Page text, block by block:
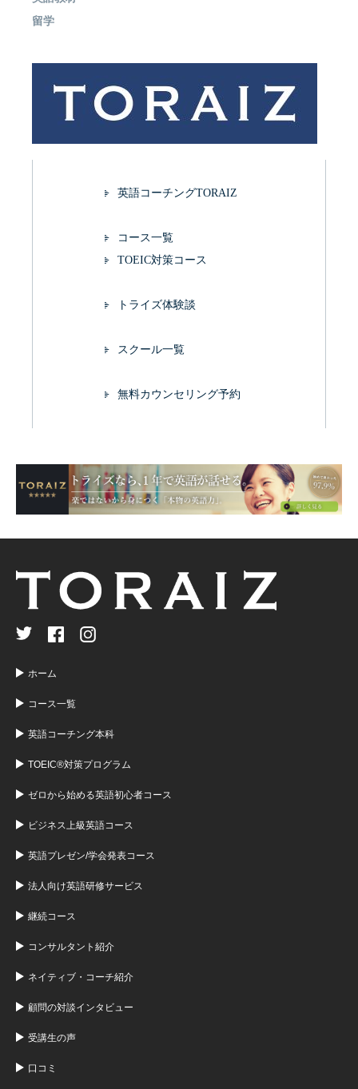
留学
英語コーチングTORAIZ
コース一覧
TOEIC対策コース
トライズ体験談
スクール一覧
無料カウンセリング予約
ホーム
コース一覧
英語コーチング本科
TOEIC®対策プログラム
ゼロから始める英語初心者コース
ビジネス上級英語コース
英語プレゼン/学会発表コース
法人向け英語研修サービス
継続コース
コンサルタント紹介
ネイティブ・コーチ紹介
顧問の対談インタビュー
受講生の声
口コミ